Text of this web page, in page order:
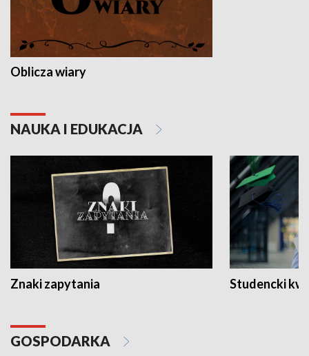
Oblicza wiary
NAUKA I EDUKACJA
Znaki zapytania Studencki
GOSPODARKA